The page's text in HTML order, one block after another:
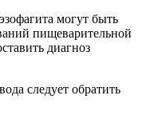
могут быть
пищеварительной
диагноз
следует обратить